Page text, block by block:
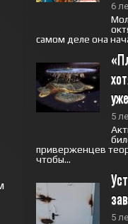
6
самом деле она
5
приверженцев
чтобы...
5